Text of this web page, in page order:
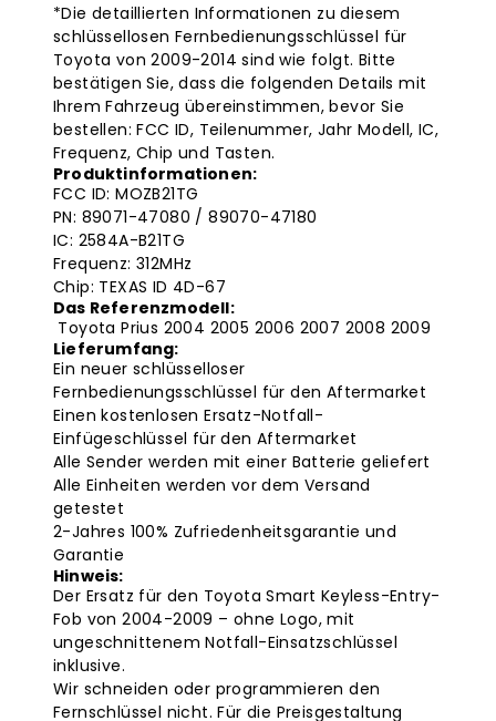
*Die detaillierten Informationen zu diesem
schlüssellosen Fernbedienungsschlüssel für
Toyota von 2009-2014 sind wie folgt. Bitte
bestätigen Sie, dass die folgenden Details mit
Ihrem Fahrzeug übereinstimmen, bevor Sie
bestellen: FCC ID, Teilenummer, Jahr Modell, IC,
Frequenz, Chip und Tasten.
Produktinformationen:
FCC ID: MOZB21TG
PN: 89071-47080 / 89070-47180
IC: 2584A-B21TG
Frequenz: 312MHz
Chip: TEXAS ID 4D-67
Das Referenzmodell:
Toyota Prius 2004 2005 2006 2007 2008 2009
Lieferumfang:
Ein neuer schlüsselloser
Fernbedienungsschlüssel für den Aftermarket
Einen kostenlosen Ersatz-Notfall-
Einfügeschlüssel für den Aftermarket
Alle Sender werden mit einer Batterie geliefert
Alle Einheiten werden vor dem Versand
getestet
2-Jahres 100% Zufriedenheitsgarantie und
Garantie
Hinweis:
Der Ersatz für den Toyota Smart Keyless-Entry-
Fob von 2004-2009 – ohne Logo, mit
ungeschnittenem Notfall-Einsatzschlüssel
inklusive.
Wir schneiden oder programmieren den
Fernschlüssel nicht. Für die Preisgestaltung